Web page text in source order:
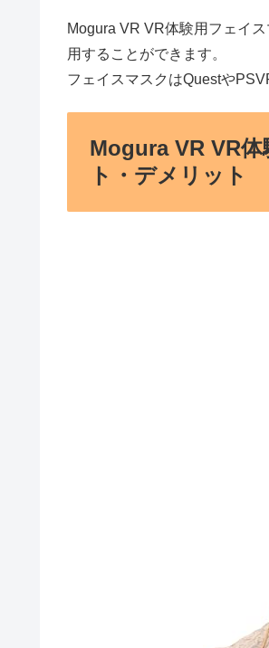
Mogura VR VR体験用フェイ
用することができます。
フェイスマスクはQuestや
Mogura VR VR
ト・デメリット